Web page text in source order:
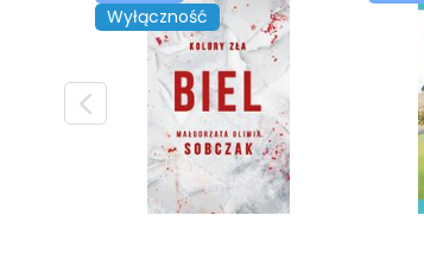
Wyłączność